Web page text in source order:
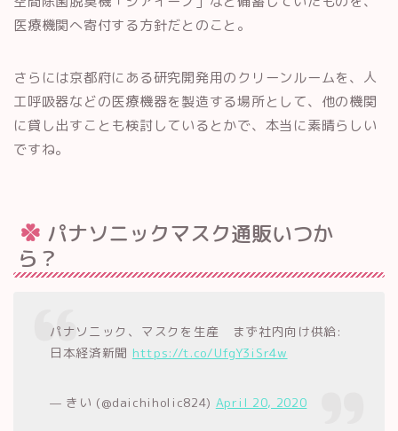
医療機関へ寄付する方針だとのこと。
さらには京都府にある研究開発用のクリーンルームを、人
工呼吸器などの医療機器を製造する場所として、他の機関
に貸し出すことも検討しているとかで、本当に素晴らしい
ですね。
パナソニックマスク通販いつか
ら？
パナソニック、マスクを生産 まず社内向け供給:
日本経済新聞 https://t.co/UfgY3iSr4w
— きい (@daichiholic824) April 20, 2020